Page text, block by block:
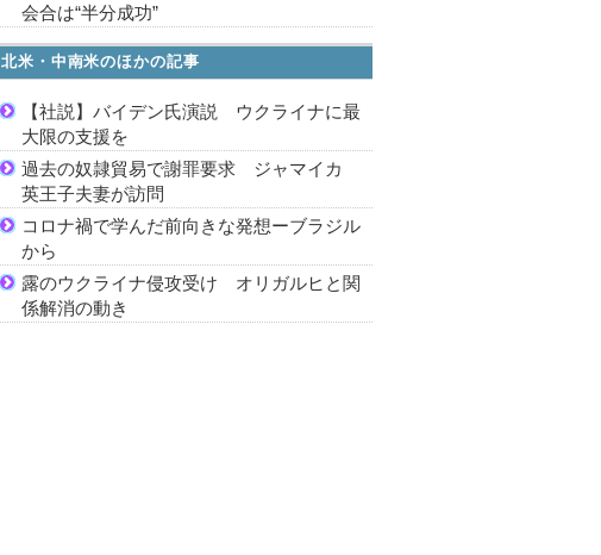
会合は“半分成功”
北米・中南米のほかの記事
【社説】バイデン氏演説 ウクライナに最
大限の支援を
過去の奴隷貿易で謝罪要求 ジャマイカ
英王子夫妻が訪問
コロナ禍で学んだ前向きな発想ーブラジル
から
露のウクライナ侵攻受け オリガルヒと関
係解消の動き